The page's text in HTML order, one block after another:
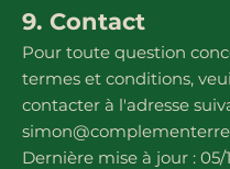
9. Contact
Pour toute question
termes et conditions,
contacter à l'adresse
Dernière mise à jour : 05/